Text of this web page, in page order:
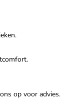
op voor advies.